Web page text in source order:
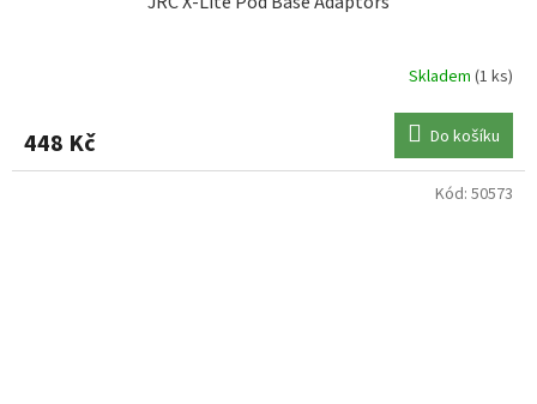
Skladem (1 ks)
448 Kč Do košíku
Kód: 50573